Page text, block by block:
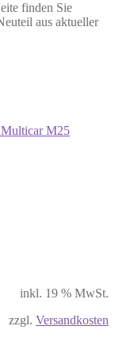
finden Sie
aus aktueller
inkl. 19 % MwSt.
zzgl. Versandkosten